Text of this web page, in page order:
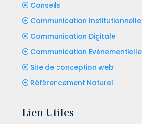
Conseils
Communication Institutionnelle
Communication Digitale
Communication Evénementielle
Site de conception web
Référencement Naturel
Lien Utiles